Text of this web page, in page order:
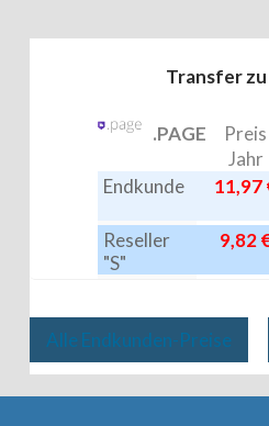
Transfer
.PAGE
Jahr
Endkunde
11,97
Reseller
"S"
9,82
"EC"
Alle Endkunden-Preise